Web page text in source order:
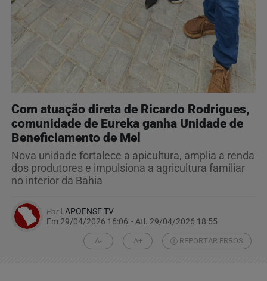
Com atuação direta de Ricardo Rodrigues,
comunidade de Eureka ganha Unidade de
Beneficiamento de Mel
Nova unidade fortalece a apicultura, amplia a renda
dos produtores e impulsiona a agricultura familiar
no interior da Bahia
PorLAPOENSE TV
Em 29/04/2026 16:06 - Atl. 29/04/2026 18:55
A- A+ REPORTAR ERROS